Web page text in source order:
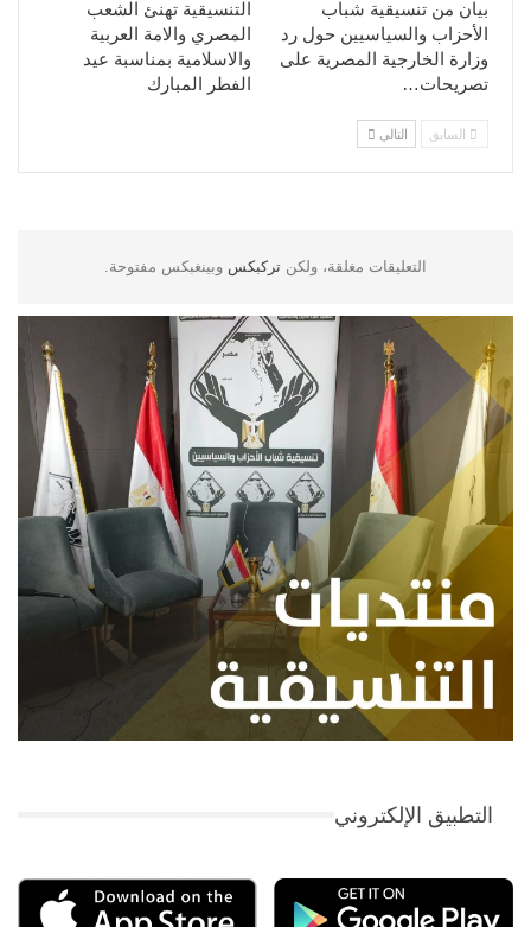
التنسيقية تهنئ الشعب
المصري والامة العربية
والاسلامية بمناسبة عيد
الفطر المبارك
بيان من تنسيقية شباب
الأحزاب والسياسيين حول رد
وزارة الخارجية المصرية على
تصريحات…
السابق التالي
التعليقات مغلقة، ولكن تركبكس وبينغبكس مفتوحة.
التطبيق الإلكتروني